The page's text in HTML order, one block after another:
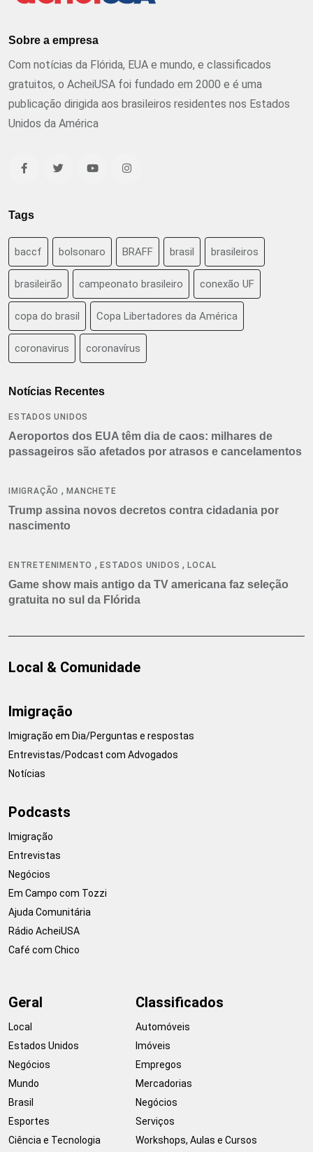
Sobre a empresa
Com notícias da Flórida, EUA e mundo, e classificados
gratuitos, o AcheiUSA foi fundado em 2000 e é uma
publicação dirigida aos brasileiros residentes nos Estados
Unidos da América
Tags
baccf bolsonaro BRAFF brasil brasileiros
brasileirão campeonato brasileiro conexão UF
copa do brasil Copa Libertadores da América
coronavirus coronavírus
Notícias Recentes
ESTADOS UNIDOS
Aeroportos dos EUA têm dia de caos: milhares de
passageiros são afetados por atrasos e cancelamentos
IMIGRAÇÃO ,MANCHETE
Trump assina novos decretos contra cidadania por
nascimento
ENTRETENIMENTO ,ESTADOS UNIDOS ,LOCAL
Game show mais antigo da TV americana faz seleção
gratuita no sul da Flórida
Local & Comunidade
Imigração
Imigração em Dia/Perguntas e respostas
Entrevistas/Podcast com Advogados
Notícias
Podcasts
Imigração
Entrevistas
Negócios
Em Campo com Tozzi
Ajuda Comunitária
Rádio AcheiUSA
Café com Chico
Geral
Local
Estados Unidos
Negócios
Mundo
Brasil
Esportes
Ciência e Tecnologia
Classificados
Automóveis
Imóveis
Empregos
Mercadorias
Negócios
Serviços
Workshops, Aulas e Cursos